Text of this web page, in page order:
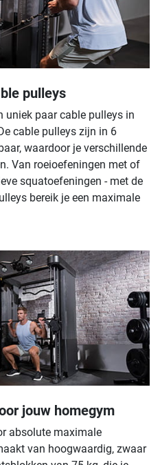
pulleys
uniek paar cable pulleys in
cable pulleys zijn in 6
waardoor je verschillende
Van roeioefeningen met of
squatoefeningen - met de
bereik je een maximale
jouw homegym
absolute maximale
van hoogwaardig, zwaar